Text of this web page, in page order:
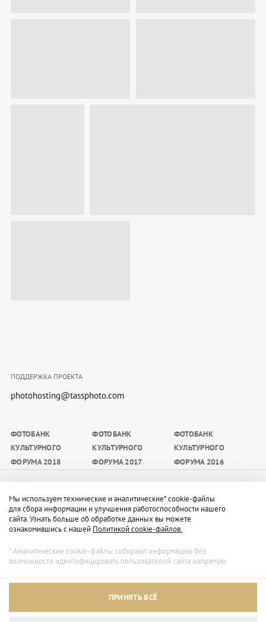
Архивный режим
Мы используем технические и аналитические* cookie-файлы
для сбора информации и улучшения работоспособности нашего
сайта. Узнать больше об обработке данных вы можете
ознакомившись с нашей Политикой cookie-файлов.
* Аналитические cookie-файлы собирают информацию без
возможности идентифицировать пользователей сайта напрямую.
ПРИНЯТЬ ВСЁ
участникам мероприятия, а также средствам массовой
информации в целях освещения мероприятия
(редакционных целях) в период его проведения с
обязательным указанием имени автора и источника в
следующем порядке: Пресс-служба Санкт-
Петербургского международного культурного
Правила обработки персональных данных
ПОДДЕРЖКА ПРОЕКТА
photohosting@tassphoto.com
ФОТОБАНК
КУЛЬТУРНОГО
ФОРУМА 2018
ФОТОБАНК
КУЛЬТУРНОГО
ФОРУМА 2017
ФОТОБАНК
КУЛЬТУРНОГО
ФОРУМА 2016